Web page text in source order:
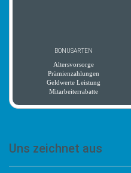
BONUSARTEN
Altersvorsorge
Prämienzahlungen
Geldwerte Leistung
Mitarbeiterrabatte
Uns zeichnet aus